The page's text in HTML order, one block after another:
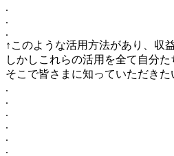
.
.
.
↑このような活用方法があり、収
しかしこれらの活用を全て自分
そこで皆さまに知っていただき
.
.
.
.
.
.